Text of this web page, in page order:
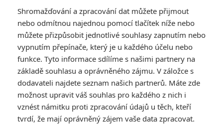
Star Trek: Do
temnoty
Posádka Enterprise je povolána
domů, nalézá zde však
zdemolovanou flotilu i hodnoty,
Shromažďování a zpracování dat můžete přijmout
nebo odmítnou najednou pomocí tlačítek níže nebo
můžete přizpůsobit jednotlivé souhlasy zapnutím nebo
vypnutím přepínače, který je u každého účelu nebo
funkce. Tyto informace sdílíme s našimi partnery na
základě souhlasu a oprávněného zájmu. V záložce s
dodavateli najdete seznam našich partnerů. Máte zde
možnost upravit váš souhlas pro každého z nich i
vznést námitku proti zpracování údajů u těch, kteří
tvrdí, že mají oprávněný zájem vaše data zpracovat.